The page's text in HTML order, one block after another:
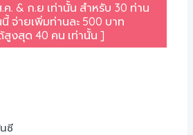
ค. & ก.ย เท่านั้น สำหรับ 30 ท่าน
นี้ จ่ายเพิ่มท่านละ 500 บาท
สูงสุด 40 คน เท่านั้น ]
ซี